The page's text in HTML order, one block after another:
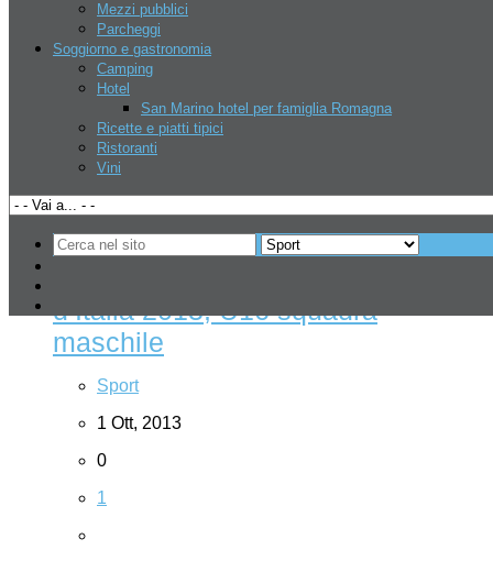
Mezzi pubblici
Parcheggi
Soggiorno e gastronomia
Camping
Hotel
San Marino hotel per famiglia Romagna
Ricette e piatti tipici
Ristoranti
Vini
5 Nov, 2013
0
1
Il Comitato Paralimpico Sammarinese, l’Associazione
Attiva-Mente e la Federazione Sammarinese ...
Leggi
d’Italia 2013, U16 squadra
maschile
Sport
1 Ott, 2013
0
1